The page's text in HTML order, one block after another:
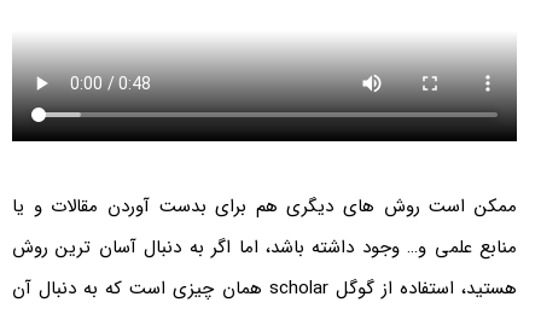
ممکن است روش های دیگری هم برای بدست آوردن مقالات و یا
منابع علمی و… وجود داشته باشد، اما اگر به دنبال آسان ترین روش
هستید، استفاده از گوگل scholar همان چیزی است که به دنبال آن